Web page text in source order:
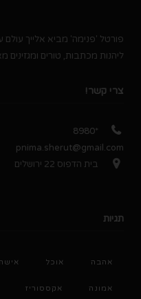
פורטל 'פנימה' מביא אלייך עולם
ליהנות מכתבות, טורים
צרי קשר!
*8980
pnima.sherut@gmail.com
בית הדפוס 22 ירושלים
תגיות
אהבה אוכל אישה
אמונה אקססוריז